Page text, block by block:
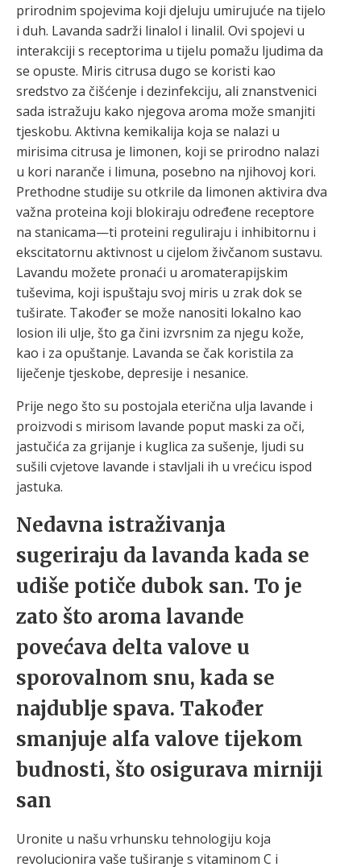
prirodnim spojevima koji djeluju umirujuće na tijelo
i duh. Lavanda sadrži linalol i linalil. Ovi spojevi u
interakciji s receptorima u tijelu pomažu ljudima da
se opuste. Miris citrusa dugo se koristi kao
sredstvo za čišćenje i dezinfekciju, ali znanstvenici
sada istražuju kako njegova aroma može smanjiti
tjeskobu. Aktivna kemikalija koja se nalazi u
mirisima citrusa je limonen, koji se prirodno nalazi
u kori naranče i limuna, posebno na njihovoj kori.
Prethodne studije su otkrile da limonen aktivira dva
važna proteina koji blokiraju određene receptore
na stanicama—ti proteini reguliraju i inhibitornu i
ekscitatornu aktivnost u cijelom živčanom sustavu.
Lavandu možete pronaći u aromaterapijskim
tuševima, koji ispuštaju svoj miris u zrak dok se
tuširate. Također se može nanositi lokalno kao
losion ili ulje, što ga čini izvrsnim za njegu kože,
kao i za opuštanje. Lavanda se čak koristila za
liječenje tjeskobe, depresije i nesanice.
Prije nego što su postojala eterična ulja lavande i
proizvodi s mirisom lavande poput maski za oči,
jastučića za grijanje i kuglica za sušenje, ljudi su
sušili cvjetove lavande i stavljali ih u vrećicu ispod
jastuka.
Nedavna istraživanja
sugeriraju da lavanda kada se
udiše potiče dubok san. To je
zato što aroma lavande
povećava delta valove u
sporovalnom snu, kada se
najdublje spava. Također
smanjuje alfa valove tijekom
budnosti, što osigurava mirniji
san
Uronite u našu vrhunsku tehnologiju koja
revolucionira vaše tuširanje s vitaminom C i